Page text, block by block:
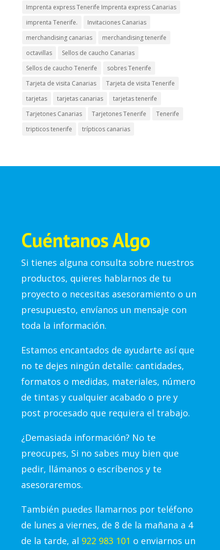
Imprenta express Tenerife Imprenta express Canarias
imprenta Tenerife.
Invitaciones Canarias
merchandising canarias
merchandising tenerife
octavillas
Sellos de caucho Canarias
Sellos de caucho Tenerife
sobres Tenerife
Tarjeta de visita Canarias
Tarjeta de visita Tenerife
tarjetas
tarjetas canarias
tarjetas tenerife
Tarjetones Canarias
Tarjetones Tenerife
Tenerife
tripticos tenerife
trípticos canarias
Cuéntanos Algo
Si tienes alguna consulta sobre nuestros
productos, quieres hablarnos de tu
proyecto o necesitas asesoramiento o un
presupuesto, envíanos un mensaje con
toda la información.
Estamos encantados de ayudarte así que
no te dejes ningún detalle: cantidades,
formatos o medidas, materiales, número
de tintas y cualquier acabado o pre y
post procesado que requiera el trabajo.
¿Demasiada información? No te
preocupes, Si no sabes muy bien que
pedir, llámanos o escríbenos y te
asesoraremos.
También puedes llamarnos por teléfono
de lunes a viernes, de 8 de la mañana a 4
de la tarde, al 922 983 101 o enviarnos un